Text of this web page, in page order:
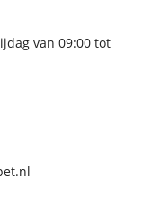
van 09:00 tot